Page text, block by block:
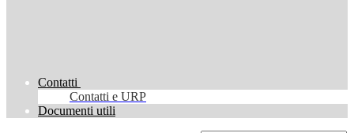
Contatti
Contatti e URP
Documenti utili